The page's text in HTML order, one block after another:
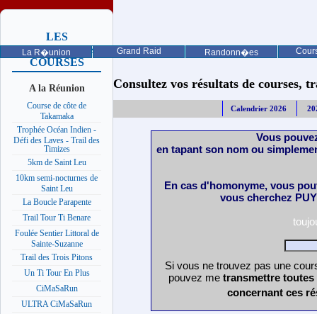
La R�union Grand Raid Randonn�es
LES
PROCHAINES
COURSES
A la Réunion
Course de côte de
Takamaka
Trophée Océan Indien -
Défi des Laves - Trail des
Timizes
5km de Saint Leu
10km semi-nocturnes de
Saint Leu
La Boucle Parapente
Trail Tour Ti Benare
Foulée Sentier Littoral de
Sainte-Suzanne
Trail des Trois Pitons
Un Ti Tour En Plus
CiMaSaRun
ULTRA CiMaSaRun
Consultez vos résultats de courses,
Calendrier 2026
Vous
en tapant son nom ou
En cas d'homonyme, vous
vous cherchez
Si vous ne trouvez pas une
pouvez me transmettre
concernant ces